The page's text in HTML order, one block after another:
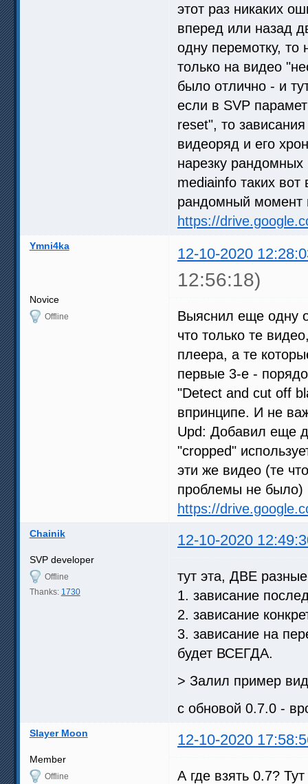
этот раз никаких
вперед или назад
одну перемотку, то
только на видео
было отлично - и
если в SVP
reset", то
видеоряд и его
нарезку
mediainfo таких
рандомный момент
https://
Ymni4ka 12-10-2020
12:56:18)
Novice
Offline
Выяснил еще одну
что только те
плеера, а те
первые 3-е -
"Detect and cut off
впринципе. И не
Upd: Добавил еще
"cropped"
эти же видео (те
проблемы не было)
https://
Chainik 12-10-2020
SVP developer
Offline
Thanks: 1730
тут эта, ДВЕ
1. зависание
2. зависание
3. зависание на
будет ВСЕГДА.
> Залил пример
с обновой 0.7.0 -
Slayer Moon 12-10-2020
Member
Offline
А где взять 0.7?